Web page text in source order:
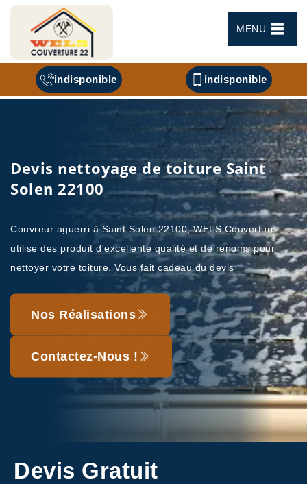
MENU
indisponible indisponible
Devis nettoyage de toiture Saint
Solen 22100
Couvreur aguerri à Saint Solen 22100, WELS Couverture
utilise des produit d'excellente qualité et de renoms pour
nettoyer votre toiture. Vous fait cadeau du devis
Nos Réalisations
Contactez-Nous !
Devis Gratuit